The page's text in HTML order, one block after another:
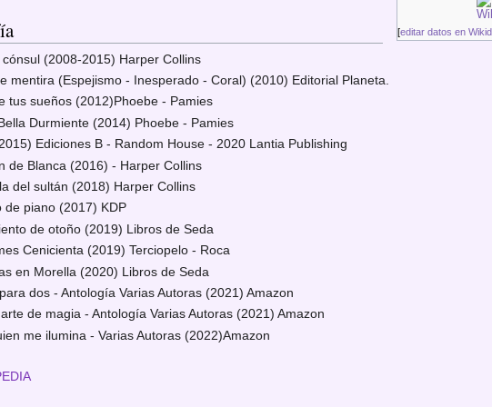
[editar datos en
cónsul (2008-2015) Harper Collins
mentira (Espejismo - Inesperado - Coral) (2010) Editorial Planeta.
tus sueños (2012)Phoebe - Pamies
Durmiente (2014) Phoebe - Pamies
Ediciones B - Random House - 2020 Lantia Publishing
de Blanca (2016) - Harper Collins
del sultán (2018) Harper Collins
de piano (2017) KDP
de otoño (2019) Libros de Seda
Cenicienta (2019) Terciopelo - Roca
en Morella (2020) Libros de Seda
dos - Antología Varias Autoras (2021) Amazon
de magia - Antología Varias Autoras (2021) Amazon
me ilumina - Varias Autoras (2022)Amazon